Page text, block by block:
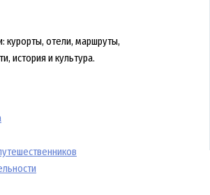
курорты, отели, маршруты,
история и культура.